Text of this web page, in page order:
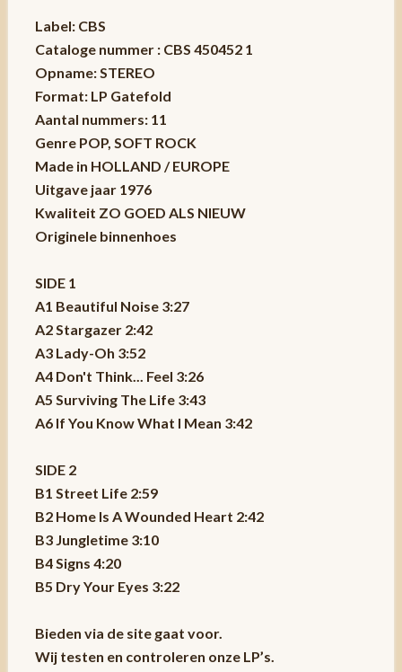
Label: CBS
Cataloge nummer : CBS 450452 1
Opname: STEREO
Format: LP Gatefold
Aantal nummers: 11
Genre POP, SOFT ROCK
Made in HOLLAND / EUROPE
Uitgave jaar 1976
Kwaliteit ZO GOED ALS NIEUW
Originele binnenhoes
SIDE 1
A1 Beautiful Noise 3:27
A2 Stargazer 2:42
A3 Lady-Oh 3:52
A4 Don't Think... Feel 3:26
A5 Surviving The Life 3:43
A6 If You Know What I Mean 3:42
SIDE 2
B1 Street Life 2:59
B2 Home Is A Wounded Heart 2:42
B3 Jungletime 3:10
B4 Signs 4:20
B5 Dry Your Eyes 3:22
Bieden via de site gaat voor.
Wij testen en controleren onze LP’s.